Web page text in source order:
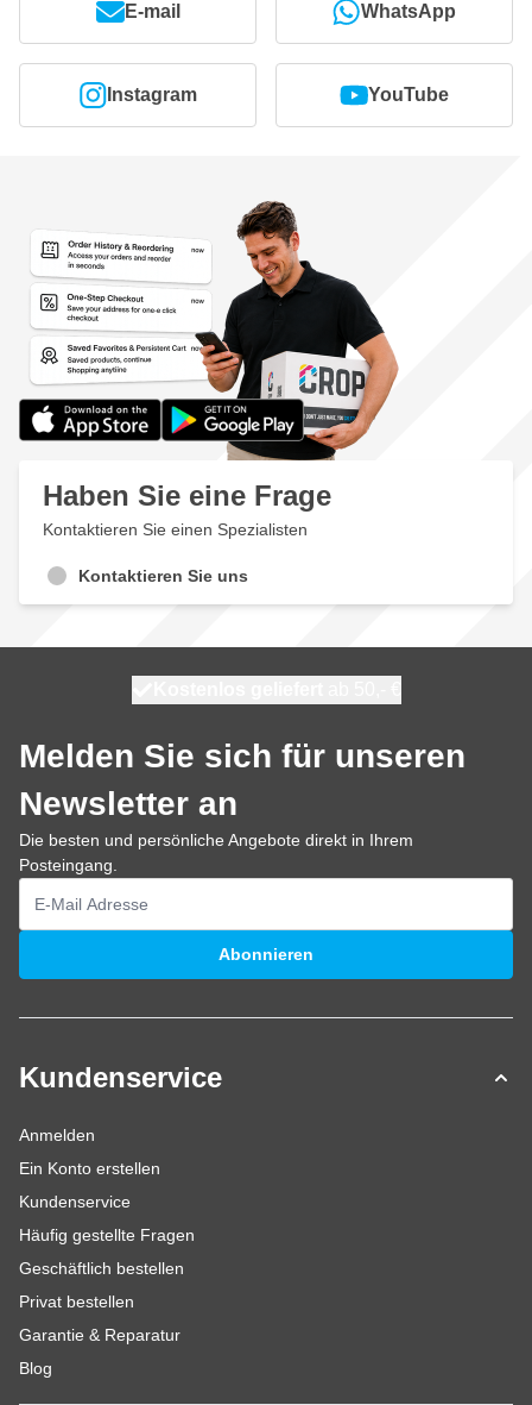
E-mail WhatsApp
Instagram YouTube
Haben Sie eine Frage
Kontaktieren Sie einen Spezialisten
Kontaktieren Sie uns
Melden Sie sich für unseren
Newsletter an
Die besten und persönliche Angebote direkt in Ihrem
Posteingang.
E-Mailadresse
Abonnieren
Kundenservice
Anmelden
Ein Konto erstellen
Kundenservice
Häufig gestellte Fragen
Geschäftlich bestellen
Privat bestellen
Garantie & Reparatur
Blog